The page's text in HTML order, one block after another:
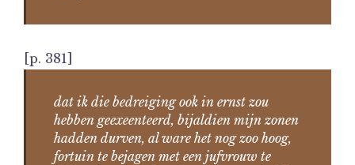
[p. 381]
dat ik die bedreiging ook in ernst zou
hebben geexeenteerd, bijaldien mijn zonen
hadden durven, al ware het nog zoo hoog,
fortuin te bejagen met een jufvrouw te